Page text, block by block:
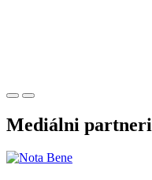
Mediálni partneri